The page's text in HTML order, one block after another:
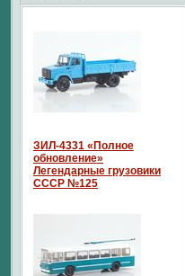
ЗИЛ-4331 «Полное
обновление»
Легендарные грузовики
СССР №125